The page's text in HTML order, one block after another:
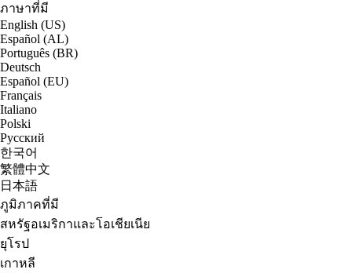
ภาษาที่มี
English (US)
Español (AL)
Português (BR)
Deutsch
Español (EU)
Français
Italiano
Polski
Русский
한국어
繁體中文
日本語
ภูมิภาคที่มี
สหรัฐอเมริกาและโอเชียเนีย
ยุโรป
เกาหลี